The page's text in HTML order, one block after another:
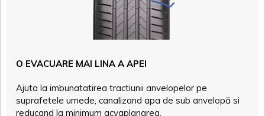
O EVACUARE MAI LINA A APEI
Ajuta la imbunatatirea tractiunii anvelopelor pe
suprafetele umede, canalizand apa de sub anvelopă si
reducand la minimum acvaplanarea.